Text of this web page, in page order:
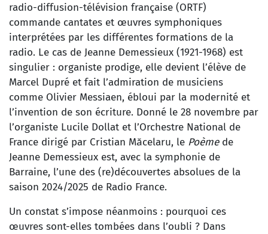
radio-diffusion-télévision française (ORTF)
commande cantates et œuvres symphoniques
interprétées par les différentes formations de la
radio. Le cas de Jeanne Demessieux (1921-1968) est
singulier : organiste prodige, elle devient l’élève de
Marcel Dupré et fait l’admiration de musiciens
comme Olivier Messiaen, ébloui par la modernité et
l’invention de son écriture. Donné le 28 novembre par
l’organiste Lucile Dollat et l’Orchestre National de
France dirigé par Cristian Măcelaru, le Poème de
Jeanne Demessieux est, avec la symphonie de
Barraine, l’une des (re)découvertes absolues de la
saison 2024/2025 de Radio France.
Un constat s’impose néanmoins : pourquoi ces
œuvres sont-elles tombées dans l’oubli ? Dans